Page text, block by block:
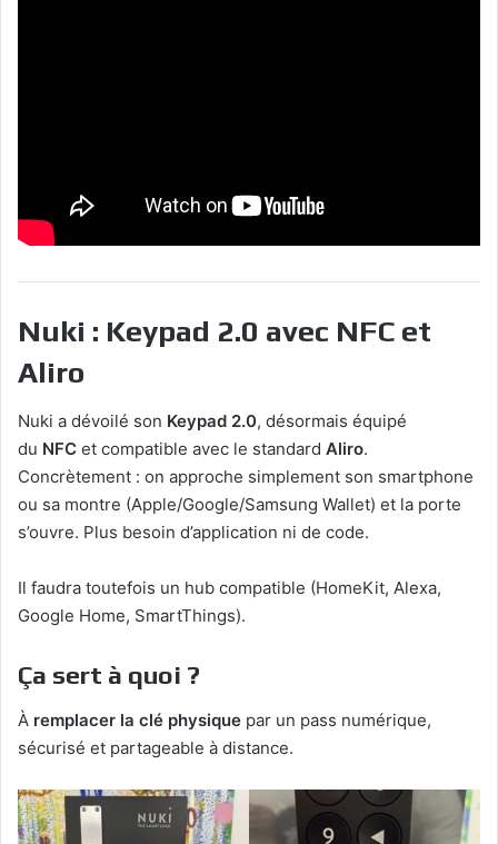
Nuki : Keypad 2.0 avec NFC et
Aliro
Nuki a dévoilé son Keypad 2.0, désormais équipé
du NFC et compatible avec le standard Aliro.
Concrètement : on approche simplement son smartphone
ou sa montre (Apple/Google/Samsung Wallet) et la porte
s’ouvre. Plus besoin d’application ni de code.
Il faudra toutefois un hub compatible (HomeKit, Alexa,
Google Home, SmartThings).
Ça sert à quoi ?
À remplacer la clé physique par un pass numérique,
sécurisé et partageable à distance.